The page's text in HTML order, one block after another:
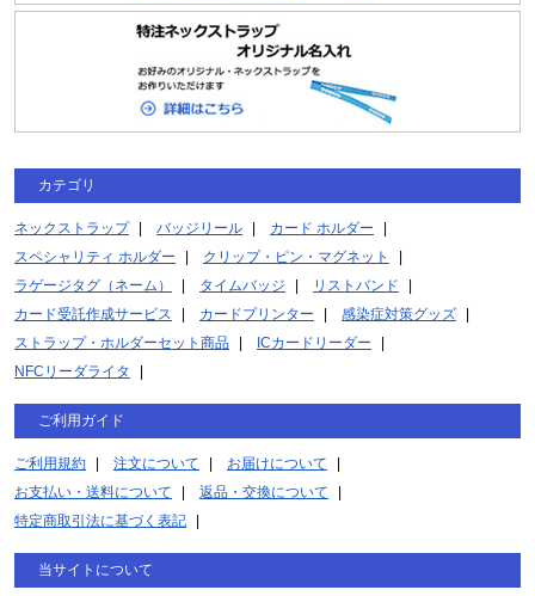
カテゴリ
ネックストラップ バッジリール
カード ホルダー
スペシャリティ ホルダー
クリップ・ピン・マグネット
ラゲージタグ（ネーム）
タイムバッジ
リストバンド
カード受託作成サービス
カードプリンター
感染症対策グッズ
ストラップ・ホルダーセット商品
ICカードリーダー
NFCリーダライタ
ご利用ガイド
ご利用規約 注文について
お届けについて
お支払い・送料について
返品・交換について
特定商取引法に基づく表記
当サイトについて